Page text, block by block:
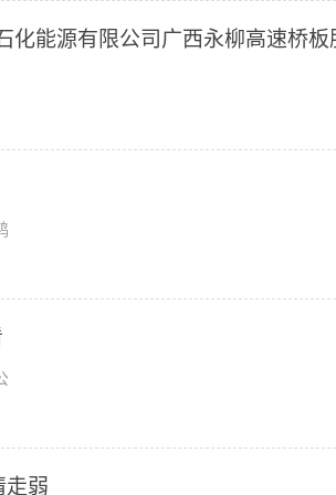
化能源有限公司广西永柳高速桥板
走弱